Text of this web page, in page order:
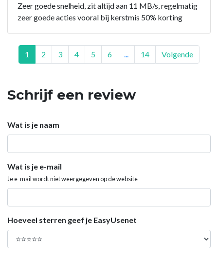
Zeer goede snelheid, zit altijd aan 11 MB/s, regelmatig
zeer goede acties vooral bij kerstmis 50% korting
1 2 3 4 5 6 14 Volgende
Schrijf een review
Wat is je naam
Wat is je e-mail
Je e-mail wordt niet weergegeven op de website
Hoeveel sterren geef je EasyUsenet